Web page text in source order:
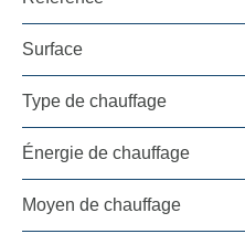
Surface
Type de chauffage
Énergie de chauffage
Moyen de chauffage